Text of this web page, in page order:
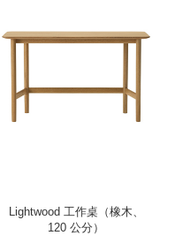
Lightwood 工作桌（橡木、
120 公分）